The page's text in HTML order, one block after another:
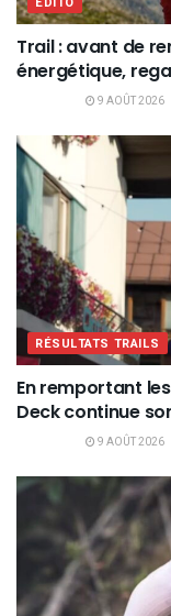
Trail : avant de
énergétique,
9 AOÛT 2026
RÉSULTATS TRAILS
En remportant les
Deck continue
9 AOÛT 2026